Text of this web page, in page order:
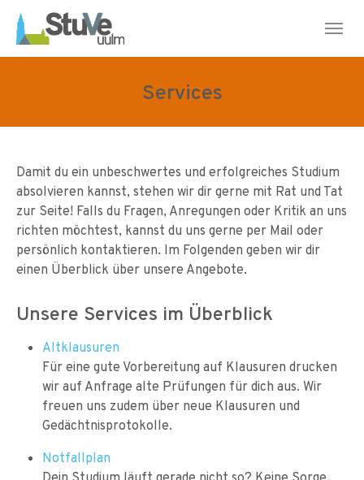
Skip to main navigation
Skip to main content
Skip to page footer
Services
Damit du ein unbeschwertes und erfolgreiches Studium
absolvieren kannst, stehen wir dir gerne mit Rat und Tat
zur Seite! Falls du Fragen, Anregungen oder Kritik an uns
richten möchtest, kannst du uns gerne per Mail oder
persönlich kontaktieren. Im Folgenden geben wir dir
einen Überblick über unsere Angebote.
Unsere Services im Überblick
Altklausuren
Für eine gute Vorbereitung auf Klausuren drucken
wir auf Anfrage alte Prüfungen für dich aus. Wir
freuen uns zudem über neue Klausuren und
Gedächtnisprotokolle.
Notfallplan